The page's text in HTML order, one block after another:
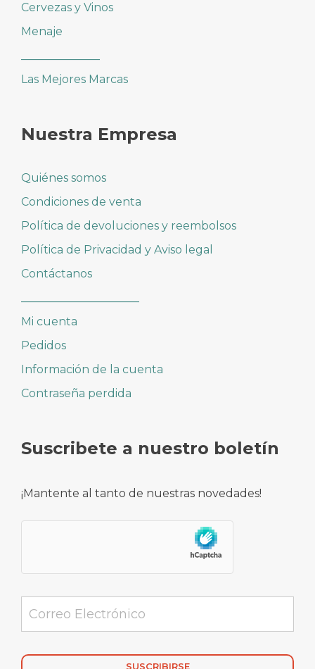
Cervezas y Vinos
Menaje
Las Mejores Marcas
Nuestra Empresa
Quiénes somos
Condiciones de venta
Política de devoluciones y reembolsos
Política de Privacidad y Aviso legal
Contáctanos
Mi cuenta
Pedidos
Información de la cuenta
Contraseña perdida
Suscribete a nuestro boletín
¡Mantente al tanto de nuestras novedades!